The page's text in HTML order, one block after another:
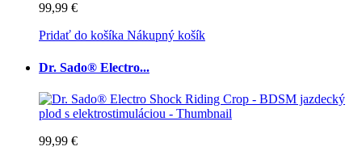
99,99 €
Pridať do košíka Nákupný košík
Dr. Sado® Electro...
99,99 €